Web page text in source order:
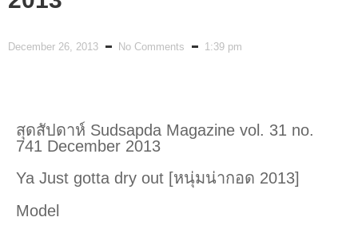
December 26, 2013 No Comments 1:39 pm
สุดสัปดาห์ Sudsapda Magazine vol. 31 no.
741 December 2013
Ya Just gotta dry out [หนุ่มน่ากอด 2013]
Model